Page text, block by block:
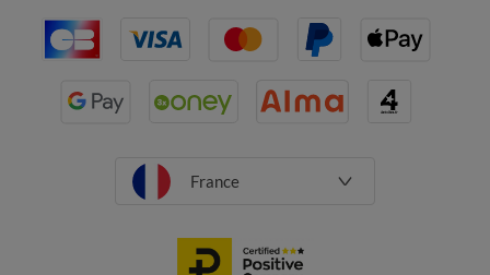
France